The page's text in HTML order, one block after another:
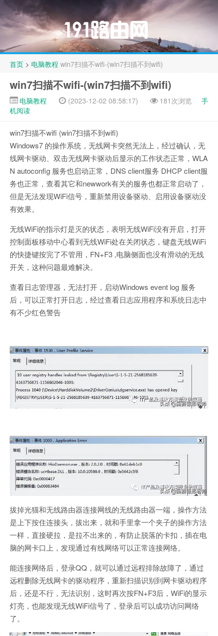
首页 > 电脑教程 win7扫描不wifi-(win7扫描不到wifi)
win7扫描不wifi-(win7扫描不到wifi)
电脑教程 (2023-12-02 08:58:17) 181次浏览
手
机阅读
win7扫描不wifi (win7扫描不到wifi)
Windows7 的操作系统，无线网卡突然无法上，经过确认，无
线网卡驱动、双击无线网卡驱动后显示的工作状态正常，WLA
N autoconfig 服务也启动正常，DNS client服务 DHCP client服
务也正常，查看其它和newwork有关的服务也都正常启动了，
但是无法发现WiFi信号，重新禁用设备驱动、启用设备驱动没
有效果。
无线WiFi的指示灯是灭的状态，表明无线WiFi没有开启，打开
控制面板移动中心看到无线WiFi处在关闭状态，键盘无线WiFi
的快捷键按完了不管用，FN+F3 ,电脑侧面也没有滑动的无线
开关，这种问题最难解决。
查看日志管理器，无法打开，启动Windows event log 服务
后，可以正常打开日志，经过查看日志应用程序和系统日志中
有不少红色警告
拔掉光猫和无线路由器连接网线的无线路由器一端，操作方法
是上下按住连接头，拔出来，就和手里拿一个夹子的操作方法
一样，直接硬拉，是拉不出来的，有防止脱落的卡扣，插在电
脑的网卡口上，发现通过有线网络可以正常连接网络。
能连接网络后，登录QQ，就可以通过远程排除故障了，通过
远程删除无线网卡的驱动程序，重新扫描识别到网卡驱动程序
后，还是不行，无法识别，这时再次按FN+F3后，WiFi的显示
灯亮，也能发现无线WiFi信号了，登录后可以成功访问网络
了。